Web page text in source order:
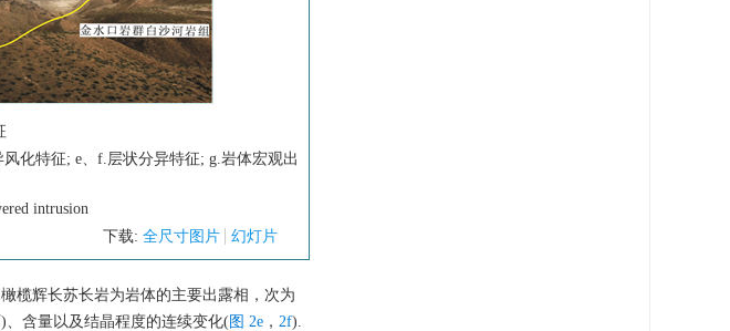
化特征; e、f.层状分异特征; g.岩体宏观出
intrusion
下载: 全尺寸图片 幻灯片
榄辉长苏长岩为岩体的主要出露相，次为
含量以及结晶程度的连续变化(图 2e ， 2f).